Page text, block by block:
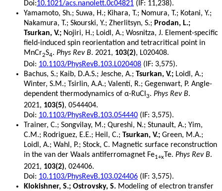
Doi:10.1021/acs.nanolett.0c04821 (IF: 11,238).
Yamamoto, Sh.; Suwa, H.; Kihara, T.; Nomura, T.; Kotani, Y.;
Nakamura, T.; Skourski, Y.; Zherlitsyn, S.; Prodan, L.;
Tsurkan, V.; Nojiri, H.; Loidl, A.; Wosnitza, J. Element-specific
field-induced spin reorientation and tetracritical point in
MnCr2S4. Phys Rev B. 2021, 103(2), L020408.
Doi: 10.1103/PhysRevB.103.L020408 (IF: 3,575).
Bachus, S.; Kaib, D.A.S.; Jesche, A.; Tsurkan, V.; Loidl, A.;
Winter, S.M.; Tsirlin, A.A.; Valentí, R.; Gegenwart, P. Angle-
dependent thermodynamics of α-RuCl3. Phys Rev B.
2021, 103(5), 0544404.
Doi: 10.1103/PhysRevB.103.054440 (IF: 3,575).
Trainer, C.; Songvilay, M.; Qureshi, N.; Stunault, A.; Yim,
C.M.; Rodriguez, E.E.; Heil, C.; Tsurkan, V.; Green, M.A.;
Loidl, A.; Wahl, P.; Stock, C. Magnetic surface reconstruction
in the van der Waals antiferromagnet Fe1+xTe. Phys Rev B.
2021, 103(2), 024406.
Doi: 10.1103/PhysRevB.103.024406 (IF: 3,575).
Klokishner, S.; Ostrovsky, S. Modeling of electron transfer